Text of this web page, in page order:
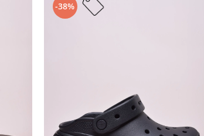
-38%